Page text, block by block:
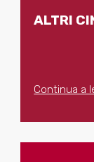
ALTRI
Continua a